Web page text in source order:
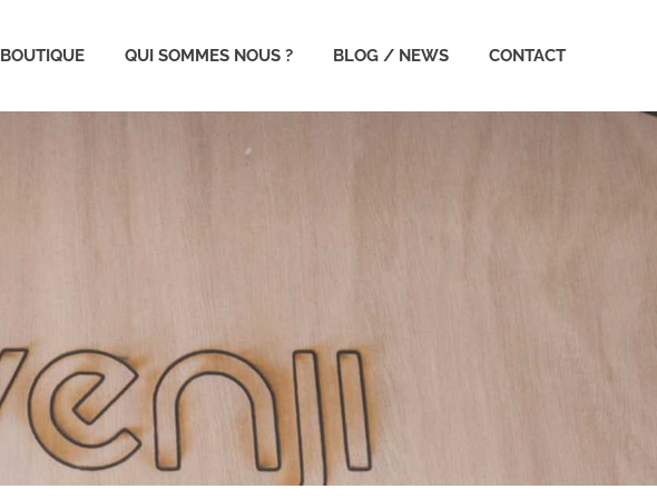
BOUTIQUE QUI SOMMES NOUS ? BLOG / NEWS CONTACT